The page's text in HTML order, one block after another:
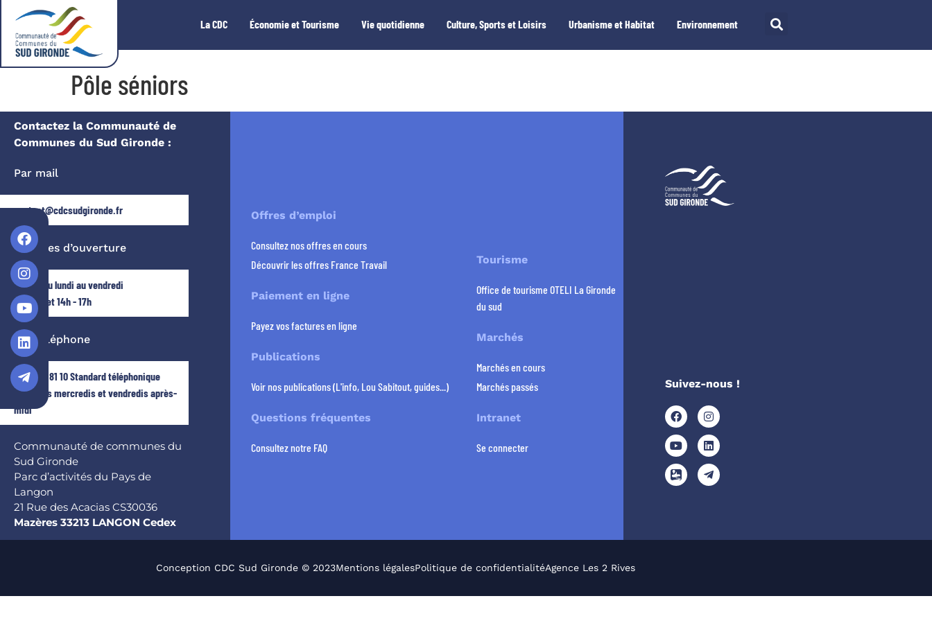
La CDC Économie et Tourisme Vie quotidienne Culture, Sports et Loisirs Urbanisme et Habitat Environnement
Pôle séniors
Contactez la Communauté de
Communes du Sud Gironde :
Par mail
contact@cdcsudgironde.fr
Horaires d’ouverture
Ouvert du lundi au vendredi
9h - 12h et 14h - 17h
Par téléphone
05 56 63 81 10 Standard téléphonique
fermé les mercredis et vendredis après-
midi
Communauté de communes du
Sud Gironde
Parc d’activités du Pays de
Langon
21 Rue des Acacias CS30036
Mazères 33213 LANGON Cedex
Offres d’emploi
Consultez nos offres en cours
Découvrir les offres France Travail
Paiement en ligne
Payez vos factures en ligne
Publications
Voir nos publications (L'info, Lou Sabitout, guides...)
Questions fréquentes
Consultez notre FAQ
Tourisme
Office de tourisme OTELI La Gironde
du sud
Marchés
Marchés en cours
Marchés passés
Intranet
Se connecter
Suivez-nous !
Conception CDC Sud Gironde © 2023Mentions légalesPolitique de confidentialitéAgence Les 2 Rives